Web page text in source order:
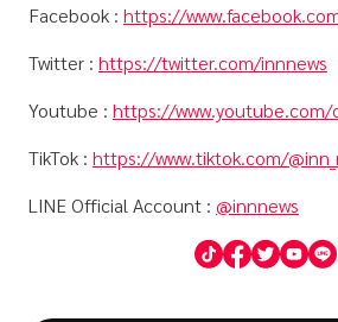
Facebook : https://
Twitter : https://twitter.com/innnews
Youtube : https://www.youtube.com/
TikTok : https://www.tiktok.com/
LINE Official Account : @innnews